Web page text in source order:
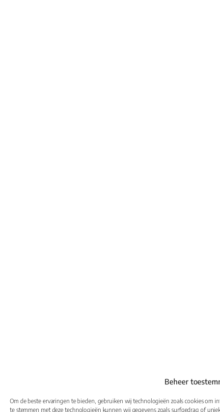
Beheer
Om de beste ervaringen te bieden, gebruiken wij technologieën zoals cookies om
te stemmen met deze technologieën kunnen wij gegevens zoals surfgedrag of